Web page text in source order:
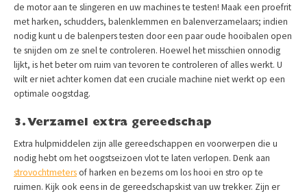
de motor aan te slingeren en uw machines te testen! Maak een proefrit
met harken, schudders, balenklemmen en balenverzamelaars; indien
nodig kunt u de balenpers testen door een paar oude hooibalen open
te snijden om ze snel te controleren. Hoewel het misschien onnodig
lijkt, is het beter om ruim van tevoren te controleren of alles werkt. U
wilt er niet achter komen dat een cruciale machine niet werkt op een
optimale oogstdag.
3. Verzamel extra gereedschap
Extra hulpmiddelen zijn alle gereedschappen en voorwerpen die u
nodig hebt om het oogstseizoen vlot te laten verlopen. Denk aan
strovochtmetersof harken en bezems om los hooi en stro op te
ruimen. Kijk ook eens in de gereedschapskist van uw trekker. Zijn er